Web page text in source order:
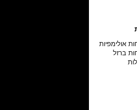
אולימפיות
ברזל